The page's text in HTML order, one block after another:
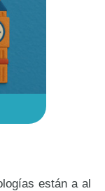
están a al